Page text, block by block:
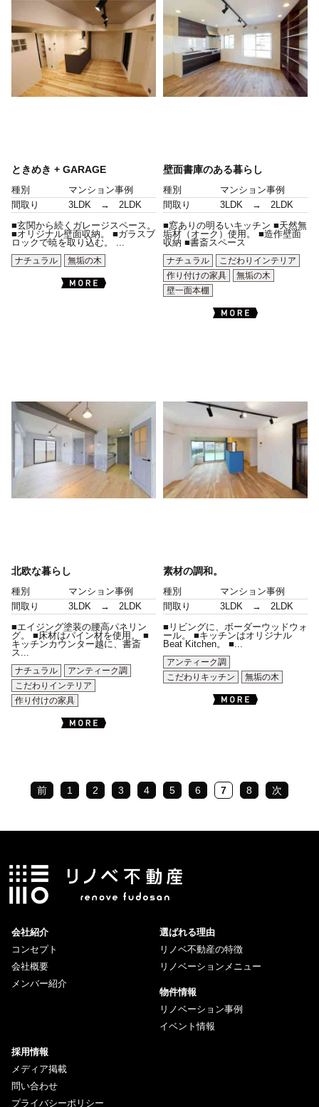
ときめき + GARAGE
種別
マンション事例
間取り
3LDK → 2LDK
■玄関から続くガレージスペース。
■オリジナル壁面収納。 ■ガラスブ
ロックで暁を取り込む。 ...
ナチュラル
無垢の木
壁面書庫のある暮らし
種別
マンション事例
間取り
3LDK → 2LDK
■窓ありの明るいキッチン ■天然無
垢材（オーク）使用。 ■造作壁面
収納 ■書斎スペース
ナチュラル
こだわりインテリア
作り付けの家具
無垢の木
壁一面本棚
北欧な暮らし
種別
マンション事例
間取り
3LDK → 2LDK
■エイジング塗装の腰高パネリン
グ。 ■床材はパイン材を使用。 ■
キッチンカウンター越に、書斎
ス...
ナチュラル
アンティーク調
こだわりインテリア
作り付けの家具
素材の調和。
種別
マンション事例
間取り
3LDK → 2LDK
■リビングに、ボーダーウッドウォ
ール。 ■キッチンはオリジナル
Beat Kitchen。 ■...
アンティーク調
こだわりキッチン
無垢の木
前 1 2 3 4 5 6 7 8 次
会社紹介
コンセプト
会社概要
メンバー紹介
選ばれる理由
リノベ不動産の特徴
リノベーションメニュー
物件情報
リノベーション事例
イベント情報
採用情報
メディア掲載
問い合わせ
プライバシーポリシー